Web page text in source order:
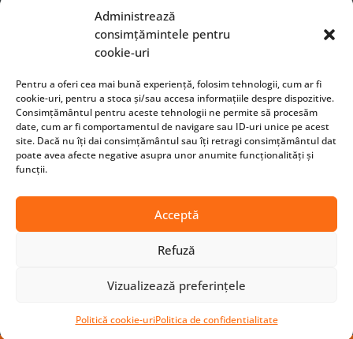
Administrează
consimțămintele pentru
cookie-uri
Pentru a oferi cea mai bună experiență, folosim tehnologii, cum ar fi
cookie-uri, pentru a stoca și/sau accesa informațiile despre dispozitive.
Consimțământul pentru aceste tehnologii ne permite să procesăm
date, cum ar fi comportamentul de navigare sau ID-uri unice pe acest
site. Dacă nu îți dai consimțământul sau îți retragi consimțământul dat
poate avea afecte negative asupra unor anumite funcționalități și
funcții.
Acceptă
Refuză
Vizualizează preferințele
Politică cookie-uriPolitica de confidentialitate
 Luni – Vineri 8 – 16
 0741232863
 office[at]xmeta.ro
CONTACTEAZA-NE
Termeni si conditii|Politica de confidentialitate|
Cum comand?
© Made with❤byXMETA.RO
Hatline
Pronet Design